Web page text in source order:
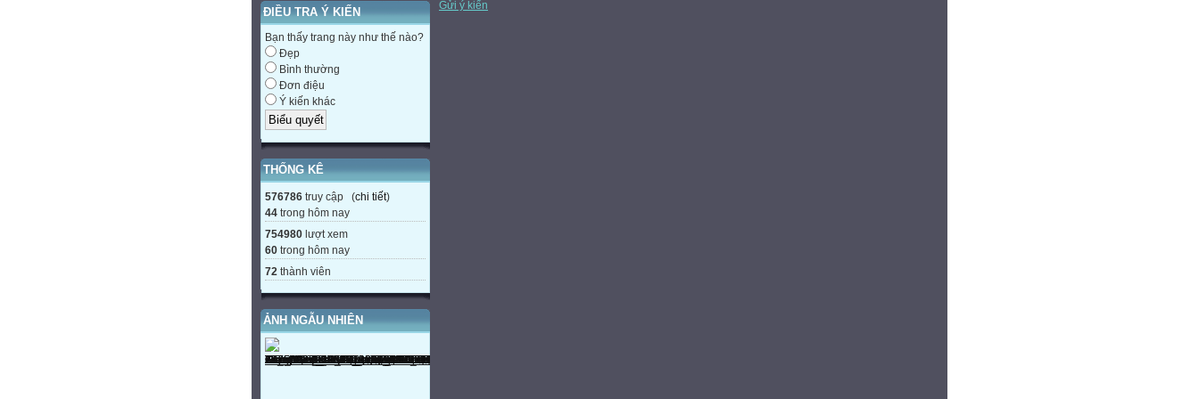
ĐIỀU TRA Ý KIẾN
Bạn thấy trang này như thế nào?
Đẹp
Bình thường
Đơn điệu
Ý kiến khác
THỐNG KÊ
576786 truy cập (chi tiết)
44 trong hôm nay
754980 lượt xem
60 trong hôm nay
72 thành viên
ẢNH NGẪU NHIÊN
Gửi ý kiến